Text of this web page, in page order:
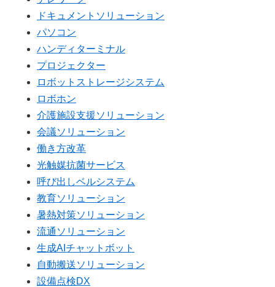
ドキュメントソリューション
パソコン
ハンディターミナル
プロジェクター
ロボットストレージシステム
ロボホン
介護施設支援ソリューション
会議ソリューション
働き方改革
光触媒抗菌サービス
呼び出しベルシステム
教育ソリューション
暑熱対策ソリューション
流通ソリューション
生成AIチャットボット
自動搬送ソリューション
設備点検DX